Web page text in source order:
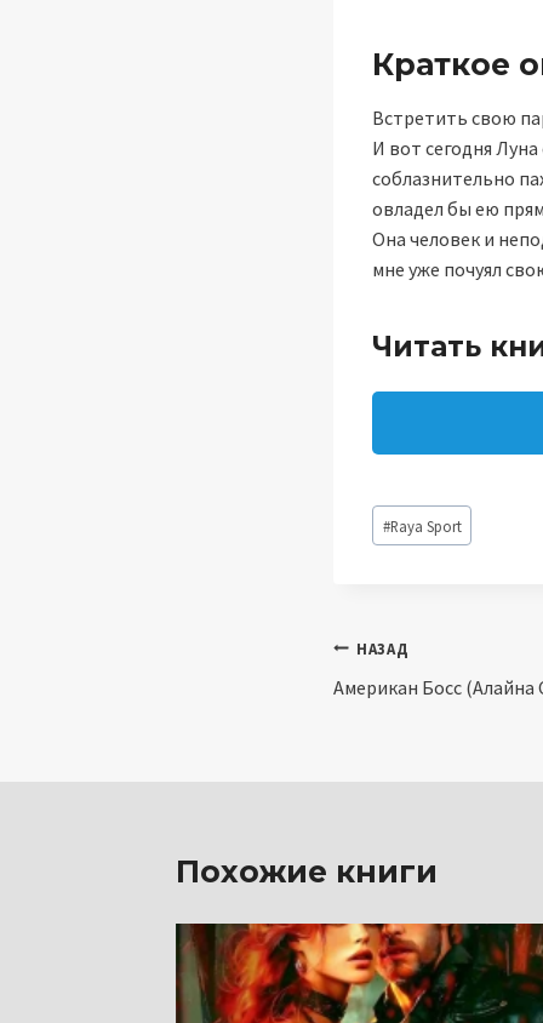
Краткое
Встретить свою
И вот сегодня
соблазнительно
овладел бы ею
Она человек и
мне уже почуял
Читать
Метки
записи:
#Raya Sport
Навигация
по
НАЗАД
Американ Босс (Алайна
Похожие книги